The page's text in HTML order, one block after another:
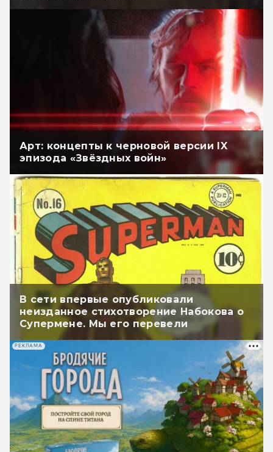
Арт: концепты к черновой версии IX
эпизода «Звёздных войн»
В сети впервые опубликовали
неизданное стихотворение Набокова о
Супермене. Мы его перевели
РЕКЛАМА